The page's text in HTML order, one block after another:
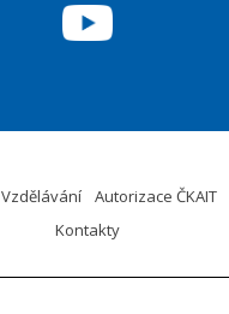
Vzdělávání Autorizace ČKAIT
Kontakty